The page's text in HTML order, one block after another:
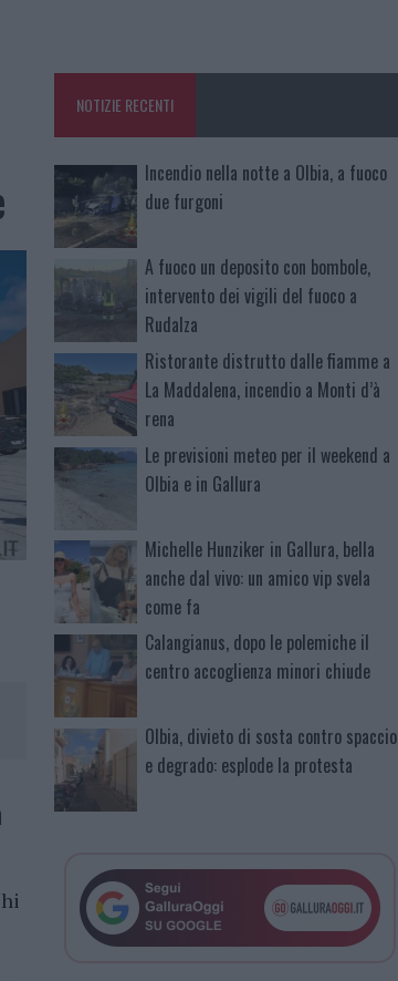
NOTIZIE RECENTI
Incendio nella notte a Olbia, a fuoco
due furgoni
A fuoco un deposito con bombole,
intervento dei vigili del fuoco a
Rudalza
Ristorante distrutto dalle fiamme a
La Maddalena, incendio a Monti d’à
rena
Le previsioni meteo per il weekend a
Olbia e in Gallura
Michelle Hunziker in Gallura, bella
anche dal vivo: un amico vip svela
come fa
Calangianus, dopo le polemiche il
centro accoglienza minori chiude
Olbia, divieto di sosta contro spaccio
e degrado: esplode la protesta